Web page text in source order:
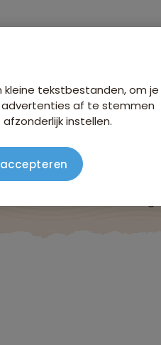
kleine tekstbestanden, om je
advertenties af te stemmen
instellen.